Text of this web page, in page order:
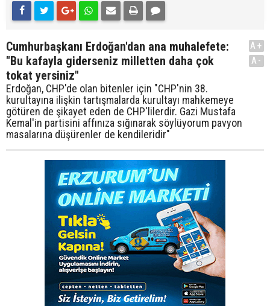
Cumhurbaşkanı Erdoğan'dan ana muhalefete:
"Bu kafayla giderseniz milletten daha çok
tokat yersiniz"
Erdoğan, CHP'de olan bitenler için "CHP'nin 38.
kurultayına ilişkin tartışmalarda kurultayı mahkemeye
götüren de şikayet eden de CHP'lilerdir. Gazi Mustafa
Kemal'in partisini affınıza sığınarak söylüyorum pavyon
masalarına düşürenler de kendileridir"
A+
A-